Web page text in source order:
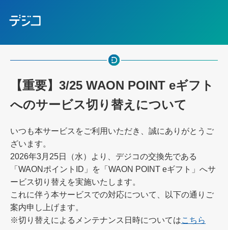
【重要】3/25 WAON POINT eギフト
へのサービス切り替えについて
いつも本サービスをご利用いただき、誠にありがとうご
ざいます。
2026年3月25日（水）より、デジコの交換先である
「WAONポイントID」を「WAON POINT eギフト」へサ
ービス切り替えを実施いたします。
これに伴う本サービスでの対応について、以下の通りご
案内申し上げます。
※切り替えによるメンテナンス日時についてはこちら